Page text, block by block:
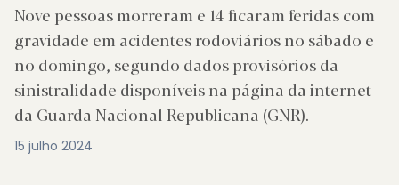
Nove pessoas morreram e 14 ficaram feridas com
gravidade em acidentes rodoviários no sábado e
no domingo, segundo dados provisórios da
sinistralidade disponíveis na página da internet
da Guarda Nacional Republicana (GNR).
15 julho 2024